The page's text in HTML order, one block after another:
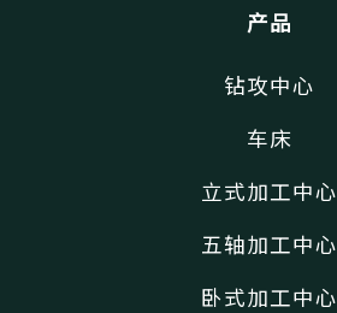
产品
钻攻中心
车床
立式加工中心
五轴加工中心
卧式加工中心